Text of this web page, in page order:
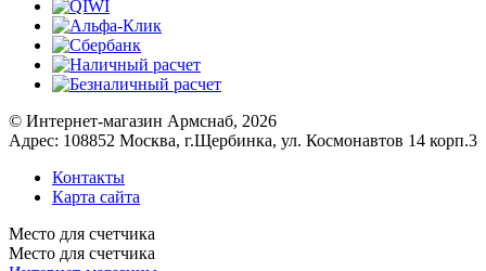
© Интернет-магазин Армснаб, 2026
Адрес: 108852 Москва, г.Щербинка, ул. Космонавтов 14 корп.3
Контакты
Карта сайта
Место для счетчика
Место для счетчика